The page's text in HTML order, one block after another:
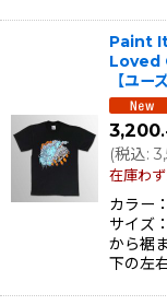
Paint
Loved
【ユー
3,200
(税込:
在庫わ
カラー
サイズ
から裾
下の左